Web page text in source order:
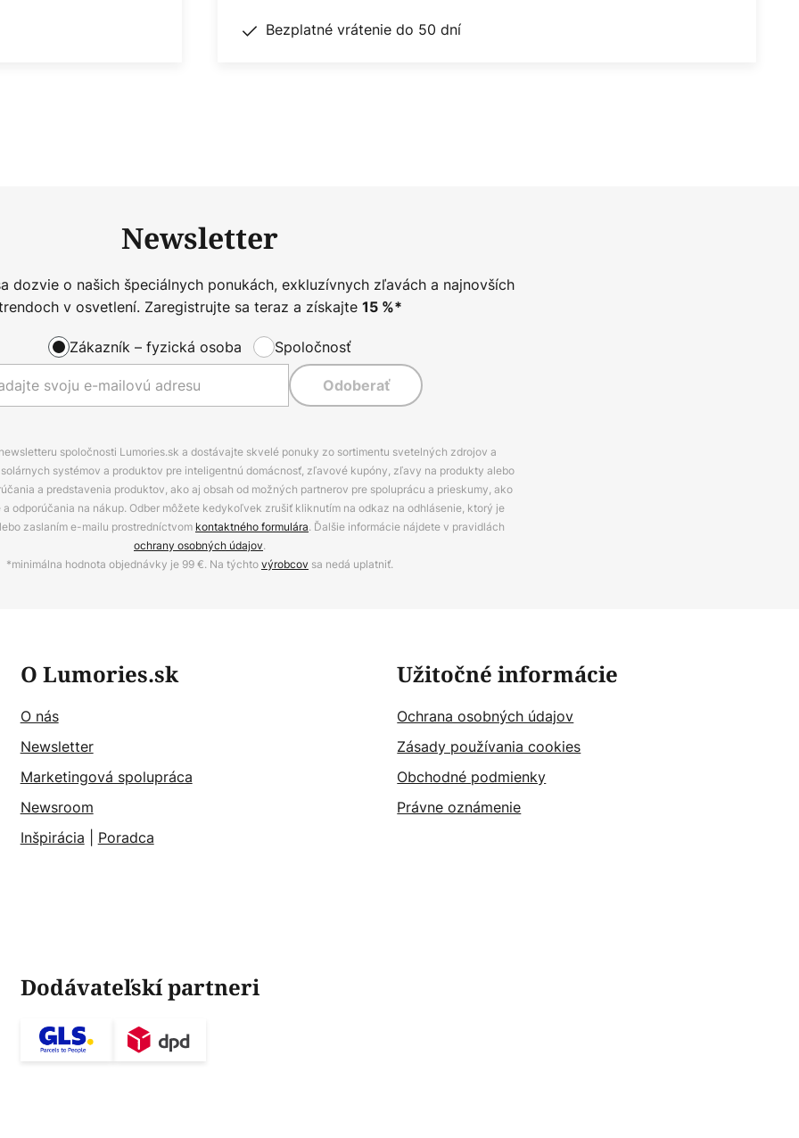
Bezplatné vrátenie do 50 dní
Newsletter
dozvie o našich špeciálnych ponukách, exkluzívnych zľavách a najnovších
v osvetlení. Zaregistrujte sa teraz a získajte 15%*
Zákazník – fyzická osoba Spoločnosť
Odoberať
spoločnosti Lumories.sk a dostávajte skvelé ponuky zo sortimentu svetelných zdrojov a
systémov a produktov pre inteligentnú domácnosť, zľavové kupóny, zľavy na produkty alebo
a predstavenia produktov, ako aj obsah od možných partnerov pre spoluprácu a prieskumy, ako
odporúčania na nákup. Odber môžete kedykoľvek zrušiť kliknutím na odkaz na odhlásenie, ktorý je
zaslaním e-mailu prostredníctvom kontaktného formulára. Ďalšie informácie nájdete v pravidlách
ochrany osobných údajov.
*minimálna hodnota objednávky je 99 €. Na týchtovýrobcov sa nedá uplatniť.
O Lumories.sk
O nás
Newsletter
Marketingová spolupráca
Newsroom
Inšpirácia
Poradca
Užitočné informácie
Ochrana osobných údajov
Zásady používania cookies
Obchodné podmienky
Právne oznámenie
Dodávateľskí partneri